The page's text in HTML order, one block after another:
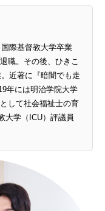
際基督教大学卒業
職。その後、ひきこ
近著に『暗闇でも走
年には明治学院大学
して社会福祉士の育
大学（ICU）評議員